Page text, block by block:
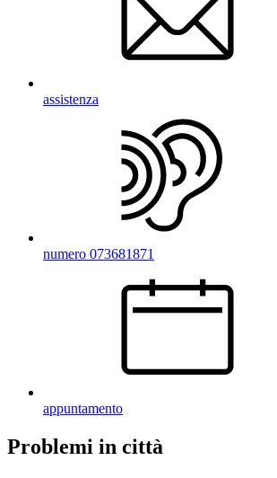
assistenza
numero 073681871
appuntamento
Problemi in città